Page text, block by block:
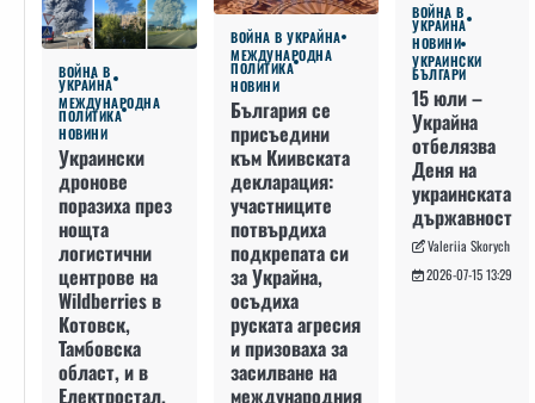
ВОЙНА В
УКРАЙНА
МЕЖДУНАРОДНА
ПОЛИТИКА
НОВИНИ
Украински
дронове
поразиха през
нощта
логистични
центрове на
Wildberries в
Котовск,
Тамбовска
област, и в
Електростал,
ВОЙНА В УКРАЙНА
МЕЖДУНАРОДНА
ПОЛИТИКА
НОВИНИ
България се
присъедини
към Киивската
декларация:
участниците
потвърдиха
подкрепата си
за Украйна,
осъдиха
руската агресия
и призоваха за
засилване на
международния
ВОЙНА В
УКРАЙНА
НОВИНИ
УКРАИНСКИ
БЪЛГАРИ
15 юли –
Украйна
отбелязва
Деня на
украинската
държавност
Valeriia Skorych
2026-07-15 13:29